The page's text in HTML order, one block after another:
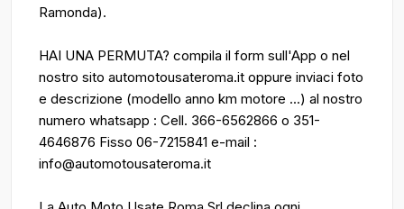
Ramonda).
HAI UNA PERMUTA? compila il form sull'App o nel
nostro sito automotousateroma.it oppure inviaci foto
e descrizione (modello anno km motore ...) al nostro
numero whatsapp : Cell. 366-6562866 o 351-
4646876 Fisso 06-7215841 e-mail :
info@automotousateroma.it